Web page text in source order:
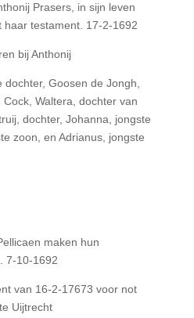
Prasers, in sijn leven
haar testament. 17-2-1692
bij Anthonij
Goosen de Jongh,
Waltera, dochter van
dochter, Johanna, jongste
zoon, en Adrianus, jongste
maken hun
7-10-1692
van 16-2-17673 voor not
Uijtrecht